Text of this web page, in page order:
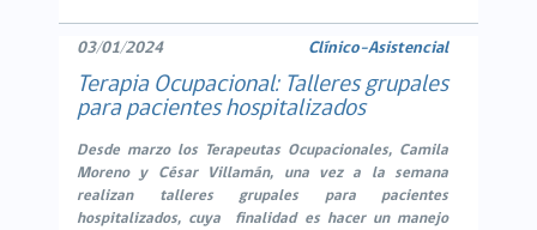
03/01/2024 Clínico-Asistencial
Terapia Ocupacional: Talleres grupales
para pacientes hospitalizados
Desde marzo los Terapeutas Ocupacionales, Camila
Moreno y César Villamán, una vez a la semana
realizan talleres grupales para pacientes
hospitalizados, cuya finalidad es hacer un manejo